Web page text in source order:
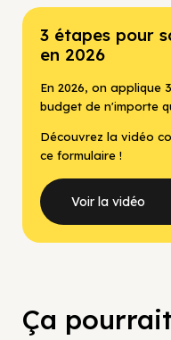
3 étapes pour
en 2026
En 2026, on applique
budget de n'importe
Découvrez la vidéo
ce formulaire !
Voir la vidéo
Ça